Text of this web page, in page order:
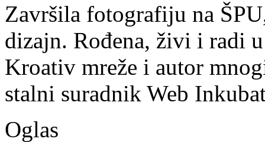
Završila fotografiju na
dizajn. Rođena, živi i radi
Kroativ mreže i autor
stalni suradnik Web
Oglas